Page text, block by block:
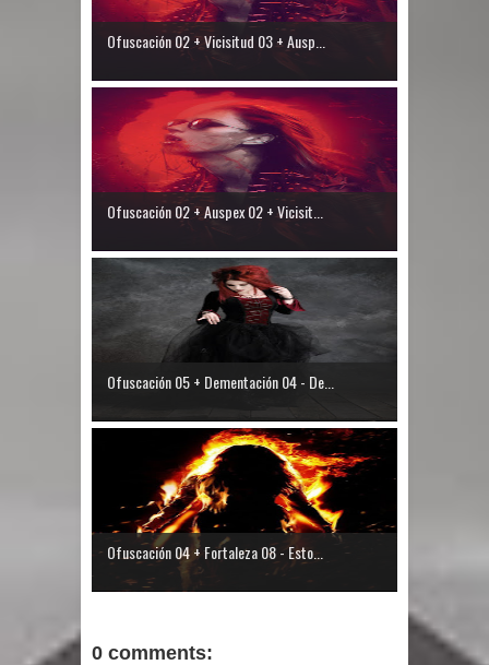
Ofuscación 02 + Vicisitud 03 + Ausp...
Ofuscación 02 + Auspex 02 + Vicisit...
Ofuscación 05 + Dementación 04 - De...
Ofuscación 04 + Fortaleza 08 - Esto...
0 comments: